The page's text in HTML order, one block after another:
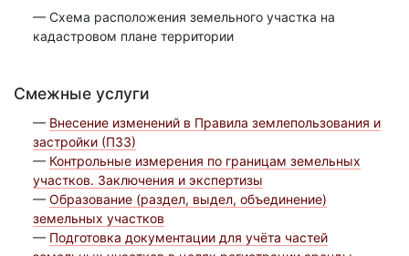
— Схема расположения земельного участка на
кадастровом плане территории
Смежные услуги
— Внесение изменений в Правила землепользования и
застройки (ПЗЗ)
— Контрольные измерения по границам земельных
участков. Заключения и экспертизы
— Образование (раздел, выдел, объединение)
земельных участков
— Подготовка документации для учёта частей